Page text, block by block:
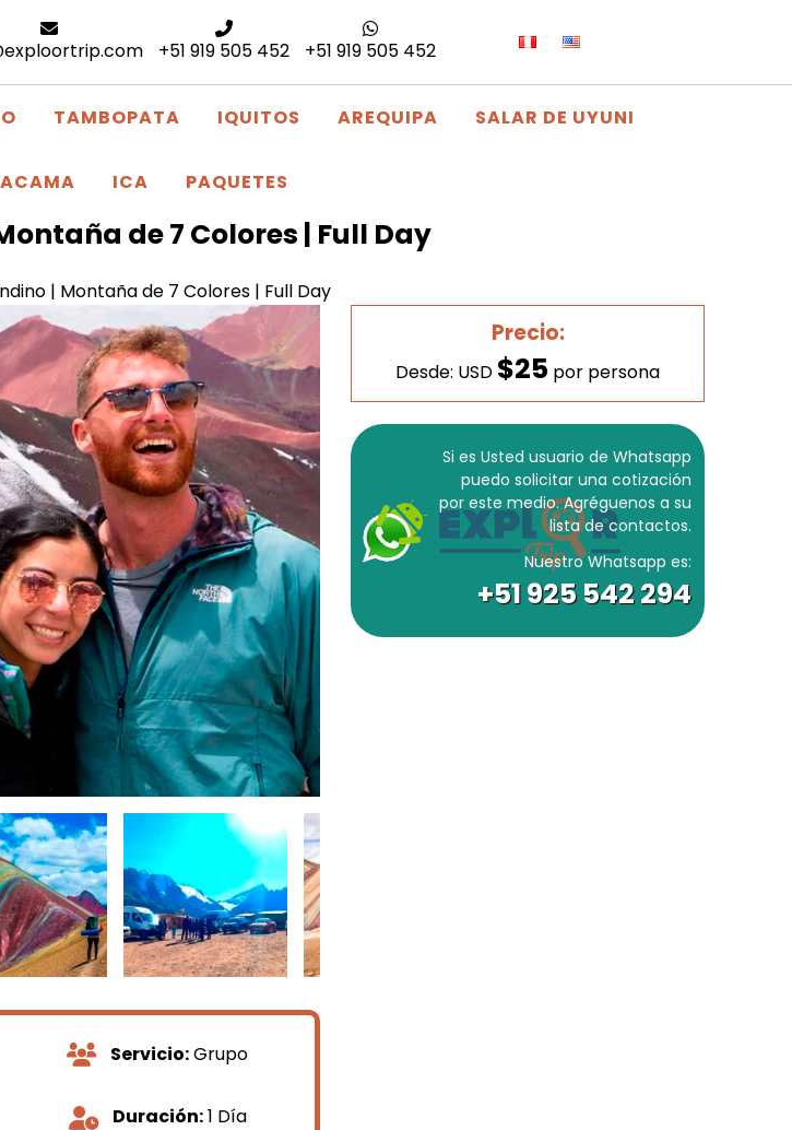
+51 919 505 452 +51 919 505 452
TAMBOPATA IQUITOS AREQUIPA SALAR DE UYUNI
ICA PAQUETES
de 7 Colores | Full Day
| Montaña de 7 Colores | Full Day
Servicio:Grupo
Duración:1 Día
Precio:
Desde: USD $25 por persona
Si es Usted usuario de Whatsapp
puedo solicitar una cotización
por este medio. Agréguenos a su
lista de contactos.
Nuestro Whatsapp es:
+51 925 542 294